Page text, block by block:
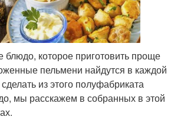
блюдо, которое приготовить проще
пельмени найдутся в каждой
из этого полуфабриката
мы расскажем в собранных в этой